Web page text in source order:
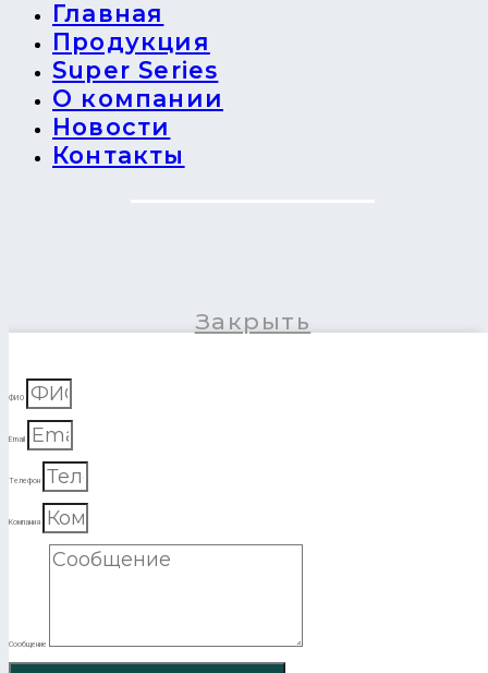
Главная
Продукция
Super Series
О компании
Новости
Контакты
Закрыть
ФИО
Email
Телефон
Компания
Сообщение